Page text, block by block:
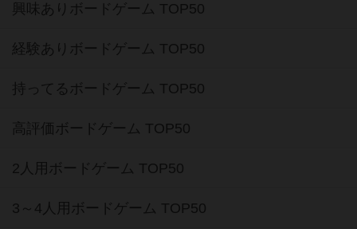
興味ありボードゲーム TOP50
経験ありボードゲーム TOP50
持ってるボードゲーム TOP50
高評価ボードゲーム TOP50
2人用ボードゲーム TOP50
3～4人用ボードゲーム TOP50